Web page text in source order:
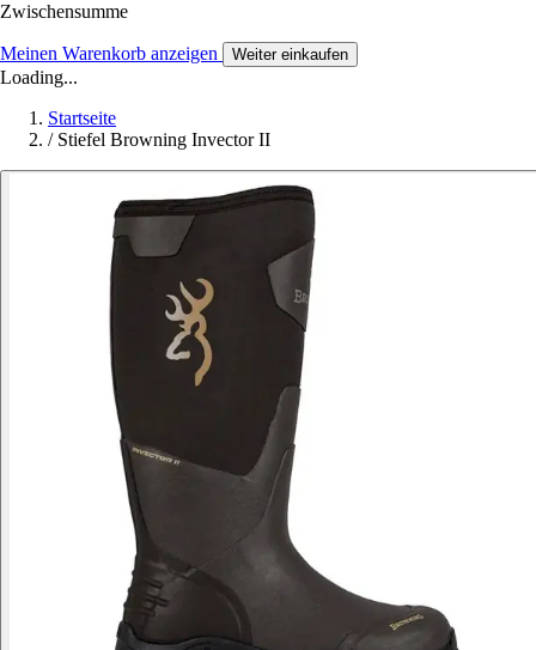
Zwischensumme
Meinen Warenkorb anzeigen Weiter einkaufen
Loading...
Startseite
/ Stiefel Browning Invector II